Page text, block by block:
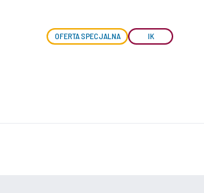
OFERTA SPECJALNA IK